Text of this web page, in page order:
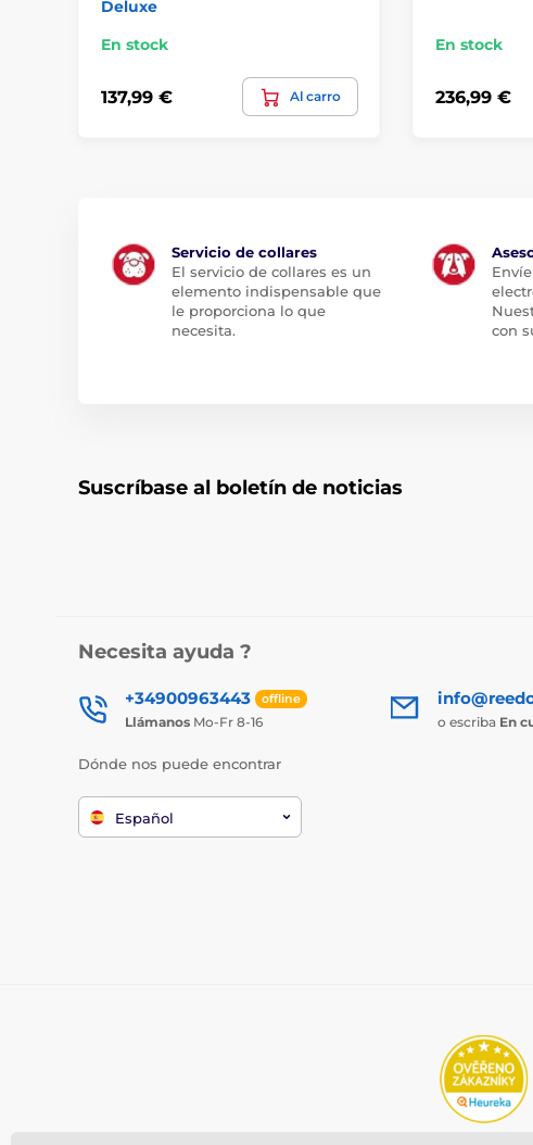
Deluxe
En stock
137,99 € Al carro
En stock
236,99 €
Servicio de collares
El servicio de collares es un
elemento indispensable que
le proporciona lo que
necesita.
con
Suscríbase al boletín de noticias
Necesita ayuda ?
+34900963443 offline
Llámanos Mo-Fr 8-16 o escriba En
Dónde nos puede encontrar
Español